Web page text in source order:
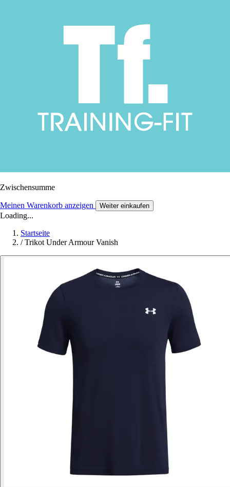
Zwischensumme
Meinen Warenkorb anzeigen Weiter einkaufen
Loading...
Startseite
/ Trikot Under Armour Vanish